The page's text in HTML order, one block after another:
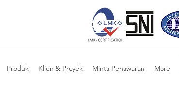
Produk Klien & Proyek Minta Penawaran More